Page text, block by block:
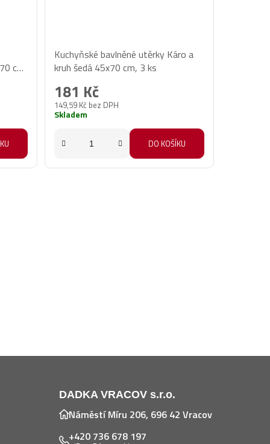
cm,
Kuchyňské bavlněné utěrky Káro a
kruh šedá 45x70 cm, 3 ks
149,59 Kč bez DPH
181 Kč
Skladem
DO KOŠÍKU
DADKA VRACOV s.r.o.
Náměstí Míru 206, 696 42 Vracov
+420 736 678 197